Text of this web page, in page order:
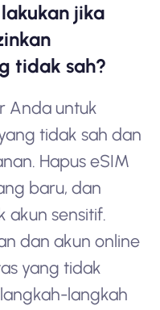
jika
tidak sah?
Anda untuk
tidak sah dan
Hapus eSIM
baru, dan
akun sensitif.
dan akun online
yang tidak
langkah